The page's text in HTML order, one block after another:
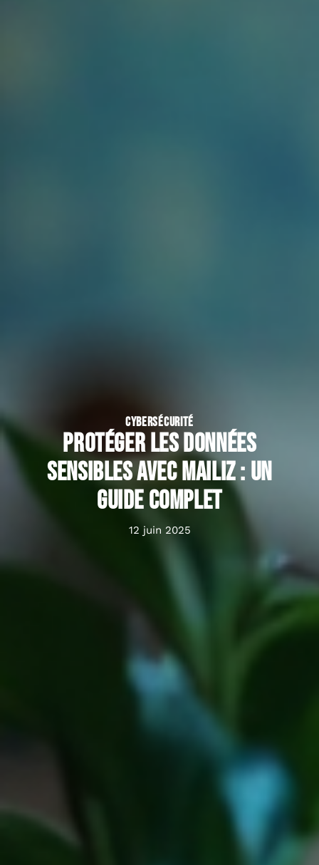
CYBERSÉCURITÉ
Protéger les données
sensibles avec Mailiz : un
guide complet
12 juin 2025